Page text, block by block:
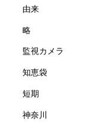
由来
略
監視カメラ
知恵袋
短期
神奈川